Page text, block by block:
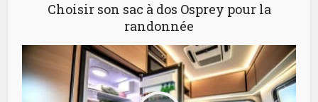
Choisir son sac à dos Osprey pour la
randonnée